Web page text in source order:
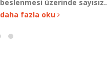
gelişim...daha fazla oku